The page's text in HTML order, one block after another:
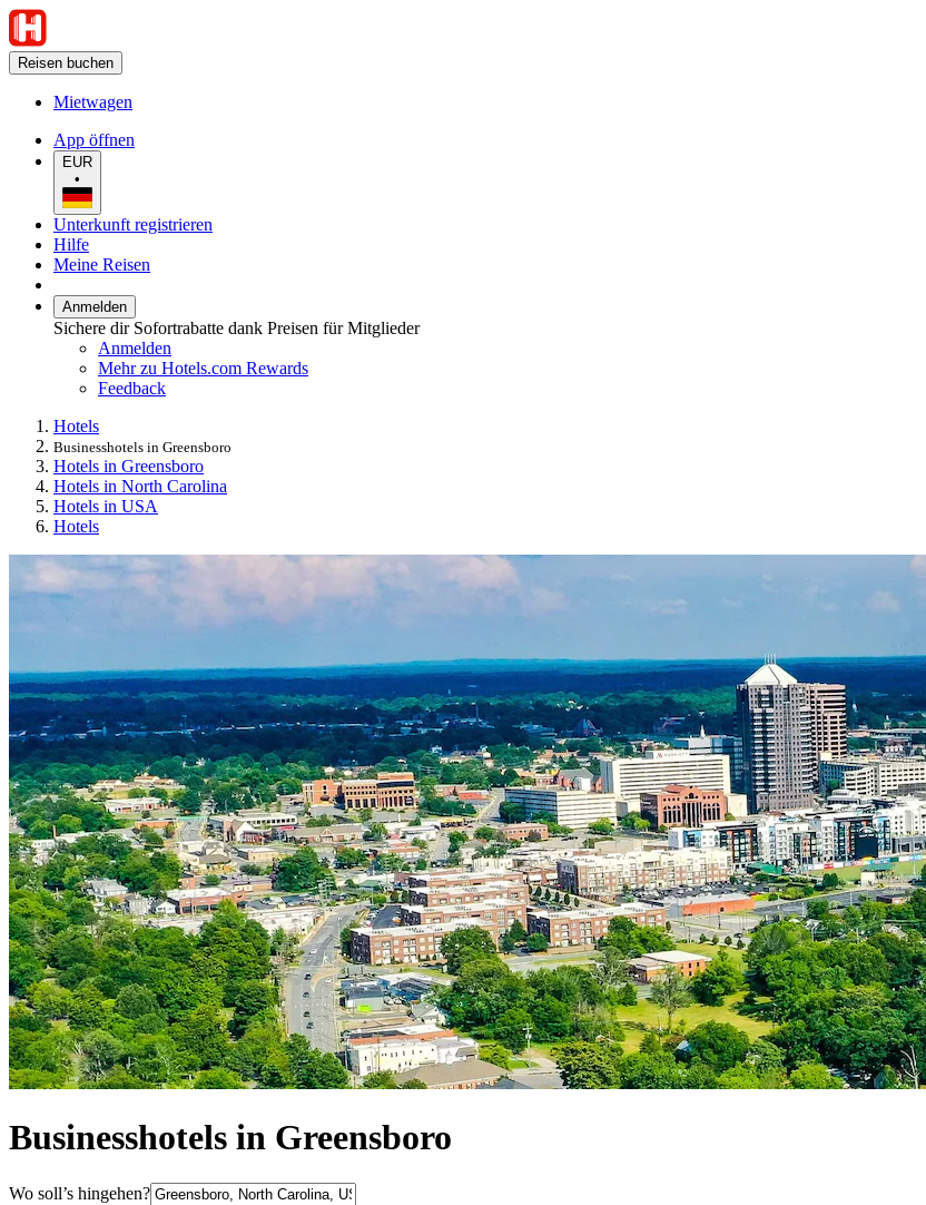
Reisen buchen
Mietwagen
App öffnen
EUR
•
Unterkunft registrieren
Hilfe
Meine Reisen
Anmelden
Sichere dir Sofortrabatte dank Preisen für Mitglieder
Anmelden
Mehr zu Hotels.com Rewards
Feedback
Hotels
Businesshotels in Greensboro
Hotels in Greensboro
Hotels in North Carolina
Hotels in USA
Hotels
Businesshotels in Greensboro
Wo soll’s hingehen?